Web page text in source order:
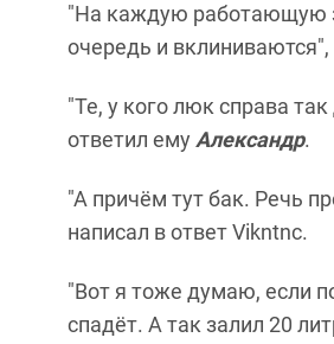
"На каждую работающую
очередь и
"Те, у кого люк справа
ответил ему Александр.
"А причём тут бак. Речь
написал в ответ Vikntnc.
"Вот я тоже думаю, если
спадёт. А так залил 20